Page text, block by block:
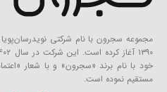
مجموعه سجرون با نام شرکتی نویدرسان‌پویا
خود با نام برند «سجرون» و با شعار
مستقیم نموده است.